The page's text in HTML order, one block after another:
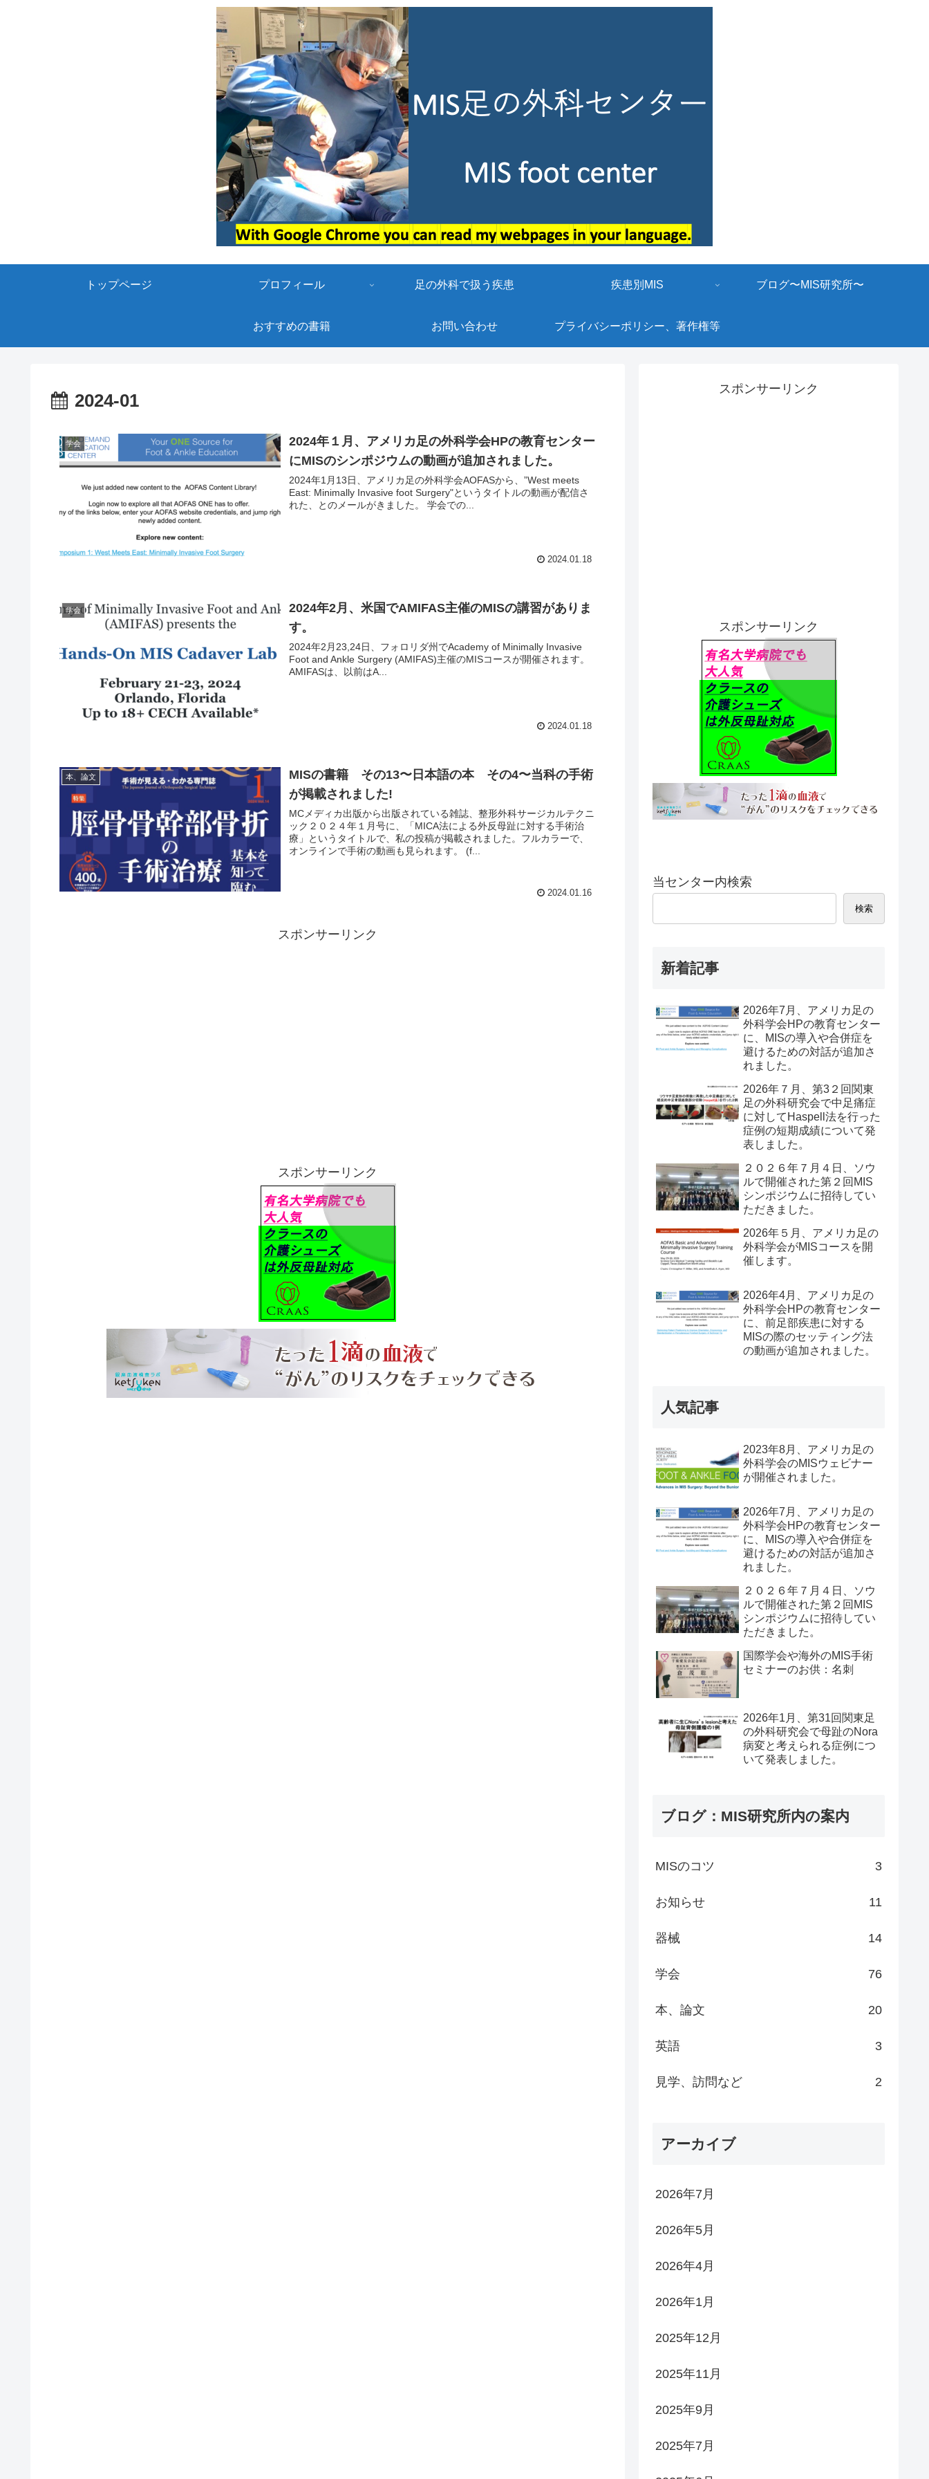
トップページ プロフィール 足の外科で扱う疾患 疾患別MIS ブログ〜MIS研究所〜
おすすめの書籍 お問い合わせ プライバシーポリシー、著作権等
2024-01
学会
2024年１月、アメリカ足の外科学会HPの教育センター
にMISのシンポジウムの動画が追加されました。
2024年1月13日、アメリカ足の外科学会AOFASから、”West meets
East: Minimally Invasive foot Surgery"というタイトルの動画が配信さ
れた、とのメールがきました。 学会での...
2024.01.18
学会
2024年2月、米国でAMIFAS主催のMISの講習がありま
す。
2024年2月23,24日、フォロリダ州でAcademy of Minimally Invasive
Foot and Ankle Surgery (AMIFAS)主催のMISコースが開催されます。
AMIFASは、以前はA...
2024.01.18
本、論文
MISの書籍 その13〜日本語の本 その4〜当科の手術
が掲載されました!
MCメディカ出版から出版されている雑誌、整形外科サージカルテクニ
ック２０２４年１月号に、「MICA法による外反母趾に対する手術治
療」というタイトルで、私の投稿が掲載されました。フルカラーで、
オンラインで手術の動画も見られます。 (f...
2024.01.16
スポンサーリンク
スポンサーリンク
スポンサーリンク
スポンサーリンク
当センター内検索
検索
新着記事
2026年7月、アメリカ足の
外科学会HPの教育センター
に、MISの導入や合併症を
避けるための対話が追加さ
れました。
2026年７月、第3２回関東
足の外科研究会で中足痛症
に対してHaspell法を行った
症例の短期成績について発
表しました。
２０２６年７月４日、ソウ
ルで開催された第２回MIS
シンポジウムに招待してい
ただきました。
2026年５月、アメリカ足の
外科学会がMISコースを開
催します。
2026年4月、アメリカ足の
外科学会HPの教育センター
に、前足部疾患に対する
MISの際のセッティング法
の動画が追加されました。
人気記事
2023年8月、アメリカ足の
外科学会のMISウェビナー
が開催されました。
2026年7月、アメリカ足の
外科学会HPの教育センター
に、MISの導入や合併症を
避けるための対話が追加さ
れました。
２０２６年７月４日、ソウ
ルで開催された第２回MIS
シンポジウムに招待してい
ただきました。
国際学会や海外のMIS手術
セミナーのお供：名刺
2026年1月、第31回関東足
の外科研究会で母趾のNora
病変と考えられる症例につ
いて発表しました。
ブログ：MIS研究所内の案内
MISのコツ 3
お知らせ 11
器械 14
学会 76
本、論文 20
英語 3
見学、訪問など 2
アーカイブ
2026年7月
2026年5月
2026年4月
2026年1月
2025年12月
2025年11月
2025年9月
2025年7月